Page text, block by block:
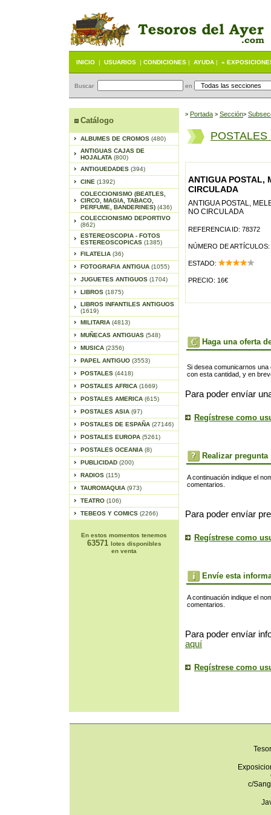
INICIO | USUARIOS | CONDICIONES | AYUDA | «
Buscar en
Catálogo
ALBUMES DE CROMOS (480)
ANTIGUAS CAJAS DE
HOJALATA (800)
ANTIGUEDADES (394)
CINE (1392)
COLECCIONISMO (BEATLES,
CIRCO, MAGIA, TABACO,
PERFUME, BANDERINES) (436)
COLECCIONISMO DEPORTIVO
(862)
ESTEREOSCOPIA - FOTOS
ESTEREOSCOPICAS (1385)
FILATELIA (36)
FOTOGRAFIA ANTIGUA (1055)
JUGUETES ANTIGUOS (1704)
LIBROS (1875)
LIBROS INFANTILES ANTIGUOS
(1619)
MILITARIA (4813)
MUÑECAS ANTIGUAS (548)
MUSICA (2356)
PAPEL ANTIGUO (3553)
POSTALES (4418)
POSTALES AFRICA (1669)
POSTALES AMERICA (615)
POSTALES ASIA (97)
POSTALES DE ESPAÑA (27146)
POSTALES EUROPA (5261)
POSTALES OCEANIA (8)
PUBLICIDAD (200)
RADIOS (115)
TAUROMAQUIA (973)
TEATRO (106)
TEBEOS Y COMICS (2266)
En estos momentos tenemos
63571 lotes disponibles
en venta
> Portada > Sección>
ANTIGUA POSTAL,
CIRCULADA
ANTIGUA POSTAL,
NO CIRCULADA
REFERENCIA ID: 78372
NÚMERO DE ARTÍCULOS:
ESTADO:
PRECIO: 16€
Haga una oferta
Si desea comunicarnos
con esta cantidad, y en
Para poder envíar
Regístrese como
Realizar pregunta
A continuación indique el
comentarios.
Para poder envíar
Regístrese como
Envíe esta
A continuación indique el
comentarios.
Para poder envíar
aquí
Regístrese como
c/